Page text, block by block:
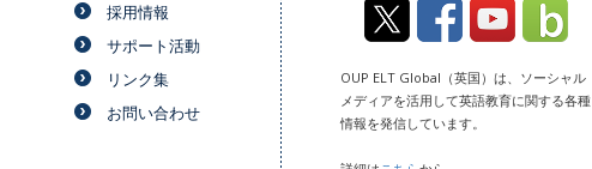
採用情報
サポート活動
リンク集
お問い合わせ
OUP ELT Global（英国）は、ソーシャル
メディアを活用して英語教育に関する各種
情報を発信しています。